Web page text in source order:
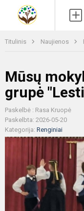
Titulinis Naujienos
Mūsų
grupė
Paskelbė : Rasa Kruopė
Paskelbta: 2026-05-20
Kategorija: Renginiai